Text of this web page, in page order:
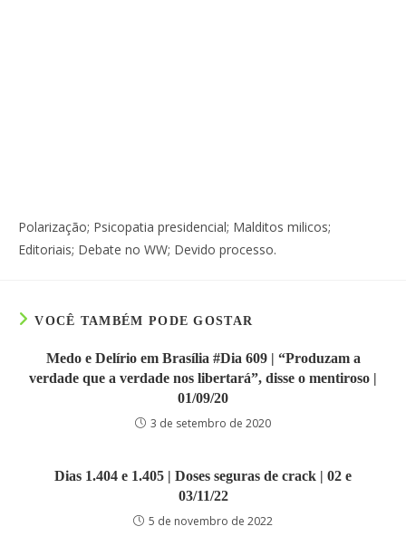
Polarização; Psicopatia presidencial; Malditos milicos;
Editoriais; Debate no WW; Devido processo.
VOCÊ TAMBÉM PODE GOSTAR
Medo e Delírio em Brasília #Dia 609 | “Produzam a
verdade que a verdade nos libertará”, disse o mentiroso |
01/09/20
3 de setembro de 2020
Dias 1.404 e 1.405 | Doses seguras de crack | 02 e
03/11/22
5 de novembro de 2022